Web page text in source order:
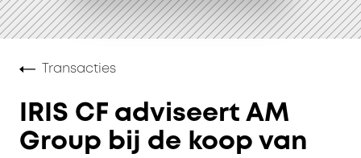
Transacties
IRIS CF adviseert AM
Group bij de koop van